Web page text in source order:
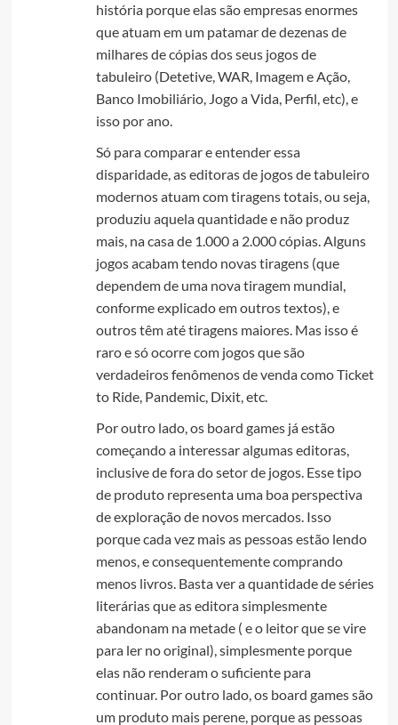
história porque elas são empresas enormes
que atuam em um patamar de dezenas de
milhares de cópias dos seus jogos de
tabuleiro (Detetive, WAR, Imagem e Ação,
Banco Imobiliário, Jogo a Vida, Perfil, etc), e
isso por ano.
Só para comparar e entender essa
disparidade, as editoras de jogos de tabuleiro
modernos atuam com tiragens totais, ou seja,
produziu aquela quantidade e não produz
mais, na casa de 1.000 a 2.000 cópias. Alguns
jogos acabam tendo novas tiragens (que
dependem de uma nova tiragem mundial,
conforme explicado em outros textos), e
outros têm até tiragens maiores. Mas isso é
raro e só ocorre com jogos que são
verdadeiros fenômenos de venda como Ticket
to Ride, Pandemic, Dixit, etc.
Por outro lado, os board games já estão
começando a interessar algumas editoras,
inclusive de fora do setor de jogos. Esse tipo
de produto representa uma boa perspectiva
de exploração de novos mercados. Isso
porque cada vez mais as pessoas estão lendo
menos, e consequentemente comprando
menos livros. Basta ver a quantidade de séries
literárias que as editora simplesmente
abandonam na metade ( e o leitor que se vire
para ler no original), simplesmente porque
elas não renderam o suficiente para
continuar. Por outro lado, os board games são
um produto mais perene, porque as pessoas